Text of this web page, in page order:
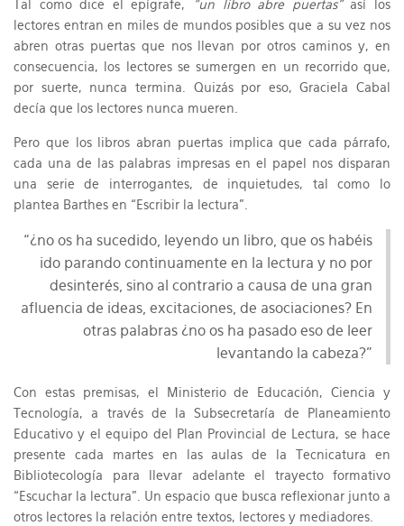
Tal como dice el epígrafe, “un libro abre puertas”así los
lectores entran en miles de mundos posibles que a su vez nos
abren otras puertas que nos llevan por otros caminos y, en
consecuencia, los lectores se sumergen en un recorrido que,
por suerte, nunca termina. Quizás por eso, Graciela Cabal
decía que los lectores nunca mueren.
Pero que los libros abran puertas implica que cada párrafo,
cada una de las palabras impresas en el papel nos disparan
una serie de interrogantes, de inquietudes, tal como lo
plantea Barthes en “Escribir la lectura”.
“¿no os ha sucedido, leyendo un libro, que os habéis
ido parando continuamente en la lectura y no por
desinterés, sino al contrario a causa de una gran
afluencia de ideas, excitaciones, de asociaciones? En
otras palabras ¿no os ha pasado eso de leer
levantando la cabeza?”
Con estas premisas, el Ministerio de Educación, Ciencia y
Tecnología, a través de la Subsecretaría de Planeamiento
Educativo y el equipo del Plan Provincial de Lectura, se hace
presente cada martes en las aulas de la Tecnicatura en
Bibliotecología para llevar adelante el trayecto formativo
“Escuchar la lectura”. Un espacio que busca reflexionar junto a
otros lectores la relación entre textos, lectores y mediadores.